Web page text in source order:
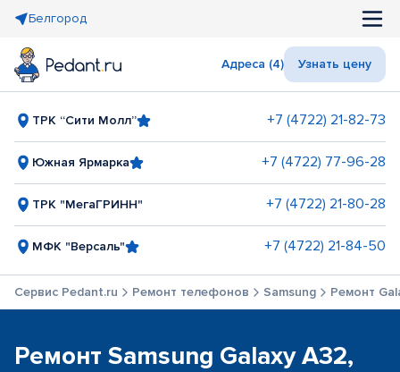
Белгород
Адреса (4) Узнать цену
ТРК “Сити Молл” +7 (4722) 21-82-73
Южная Ярмарка +7 (4722) 77-96-28
ТРК "МегаГРИНН" +7 (4722) 21-80-28
МФК "Версаль" +7 (4722) 21-84-50
Сервис Pedant.ru Ремонт телефонов Samsung Ремонт
Ремонт Samsung Galaxy A32,